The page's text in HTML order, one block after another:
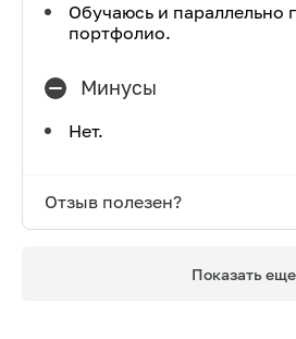
Обучаюсь и параллельно
портфолио.
Минусы
Нет.
Отзыв полезен?
Показать еще